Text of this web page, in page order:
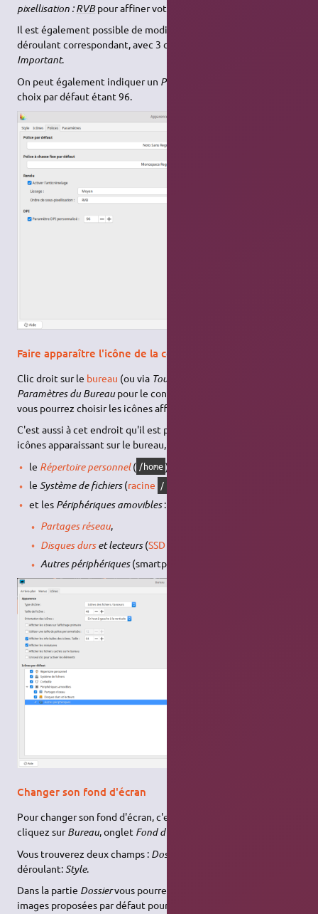
pixellisation :RVBpour affiner votre affichage.
Il est également possible de modifier le
déroulant correspondant, avec 3 choix possibles:
Important.
On peut également indiquer un Paramètre
choix par défaut étant 96.
Faire apparaître l'icône de la corbeille sur le bureau
Clic droit sur le bureau (ou via Tous les paramètres
Paramètres du Bureaupour le configurer. Dans l'onglet
vous pourrez choisir les icônes affichées et leur taille.
C'est aussi à cet endroit qu'il est possible de sélectionner les
icônes apparaissant sur le bureau, à savoir :
le Répertoire personnel( /home),
le Système de fichiers(racine /
et les Périphériques amovibles:
Partages réseau,
Disques durset lecteurs(SSD
Autres périphériques(smartphone, caméra, etc).
Changer son fond d'écran
Pour changer son fond d'écran, c'est toujours aussi simple,
cliquez surBureau, onglet Fond d'écran
Vous trouverez deux champs : Dossier
déroulant:Style.
Dans la partie Dossiervous pourrez choisir entre les diverses
images proposées par défaut pour changer le fond d'écran. Vous